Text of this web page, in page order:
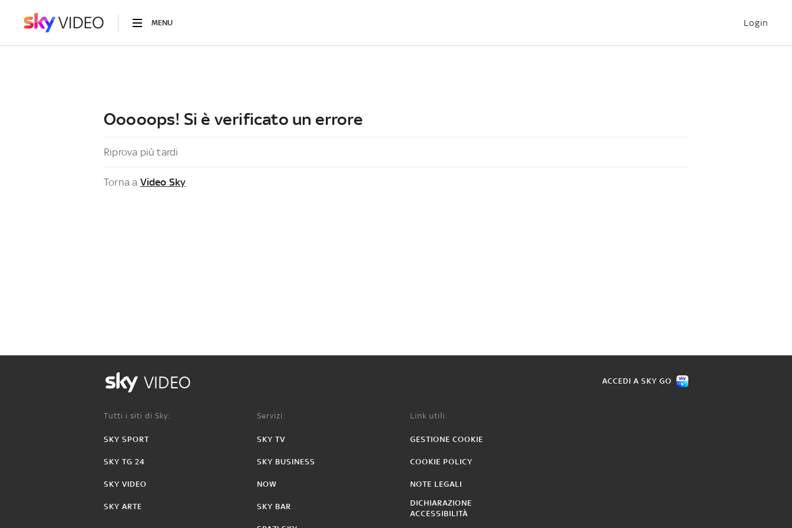
MENU Login
Ooooops! Si è verificato un errore
Riprova più tardi
Torna a Video Sky
VIDEO ACCEDI A SKY GO
Tutti i siti di Sky:
SKY SPORT
SKY TG 24
SKY VIDEO
SKY ARTE
Servizi:
SKY TV
SKY BUSINESS
NOW
SKY BAR
Link utili:
GESTIONE COOKIE
COOKIE POLICY
NOTE LEGALI
DICHIARAZIONE
ACCESSIBILITÀ